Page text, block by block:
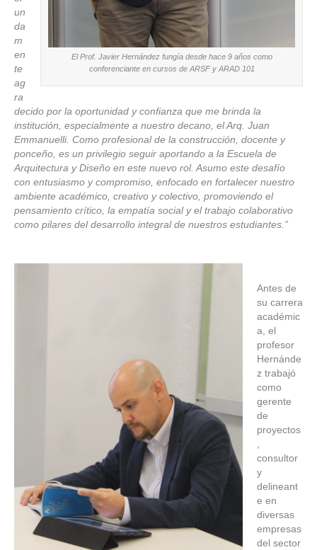
El Prof. Javier Hernández fungía desde hace 9 años como
conferenciante en cursos de ARSF y ARAD 101
un
da
m
en
te
ag
ra
decido por la oportunidad y confianza que me brinda la
institución, especialmente a nuestro decano, el Arq. Juan
Emmanuelli. Como profesional de la construcción, docente y
ponceño, es un privilegio seguir aportando a la Escuela de
Arquitectura y Diseño en este nuevo rol. Asumo este desafío
con entusiasmo y compromiso, enfocado en fortalecer nuestro
ambiente académico, creativo y colectivo, promoviendo el
pensamiento crítico, la empatía social y el trabajo colaborativo
como pilares del desarrollo integral de nuestros estudiantes.”
Antes de
su carrera
académic
a, el
profesor
Hernánde
z trabajó
como
gerente
de
proyectos
,
consultor
y
delineant
e en
diversas
empresas
del sector